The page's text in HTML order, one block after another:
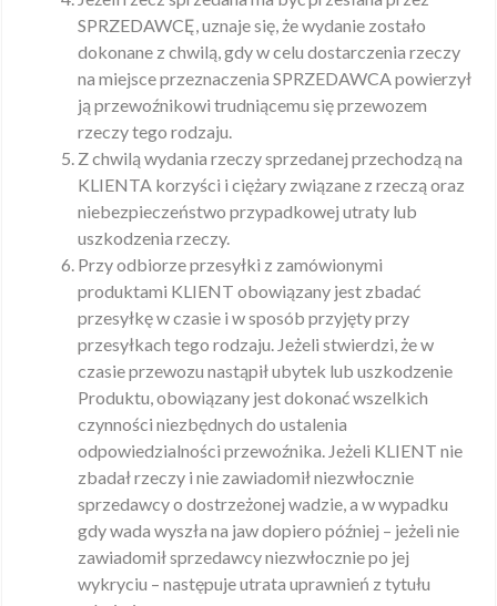
SPRZEDAWCĘ, uznaje się, że wydanie zostało
dokonane z chwilą, gdy w celu dostarczenia rzeczy
na miejsce przeznaczenia SPRZEDAWCA powierzył
ją przewoźnikowi trudniącemu się przewozem
rzeczy tego rodzaju.
Z chwilą wydania rzeczy sprzedanej przechodzą na
KLIENTA korzyści i ciężary związane z rzeczą oraz
niebezpieczeństwo przypadkowej utraty lub
uszkodzenia rzeczy.
Przy odbiorze przesyłki z zamówionymi
produktami KLIENT obowiązany jest zbadać
przesyłkę w czasie i w sposób przyjęty przy
przesyłkach tego rodzaju. Jeżeli stwierdzi, że w
czasie przewozu nastąpił ubytek lub uszkodzenie
Produktu, obowiązany jest dokonać wszelkich
czynności niezbędnych do ustalenia
odpowiedzialności przewoźnika. Jeżeli KLIENT nie
zbadał rzeczy i nie zawiadomił niezwłocznie
sprzedawcy o dostrzeżonej wadzie, a w wypadku
gdy wada wyszła na jaw dopiero później – jeżeli nie
zawiadomił sprzedawcy niezwłocznie po jej
wykryciu – następuje utrata uprawnień z tytułu